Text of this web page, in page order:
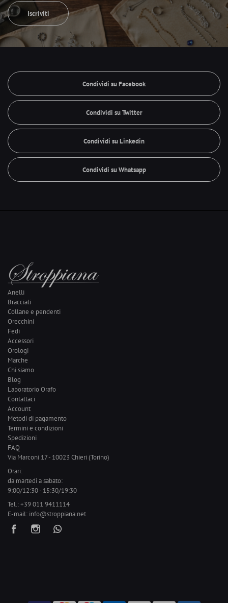
Iscriviti
Condividi su Facebook
Condividi su Twitter
Condividi su Linkedin
Condividi su Whatsapp
Anelli
Bracciali
Collane e pendenti
Orecchini
Fedi
Accessori
Orologi
Marche
Chi siamo
Blog
Laboratorio Orafo
Contattaci
Account
Metodi di pagamento
Termini e condizioni
Spedizioni
FAQ
Via Marconi 17 - 10023 Chieri (Torino)
Orari:
da martedì a sabato:
9:00/12:30 - 15:30/19:30
Tel.:+39 011 9411114
E-mail: info@stroppiana.net